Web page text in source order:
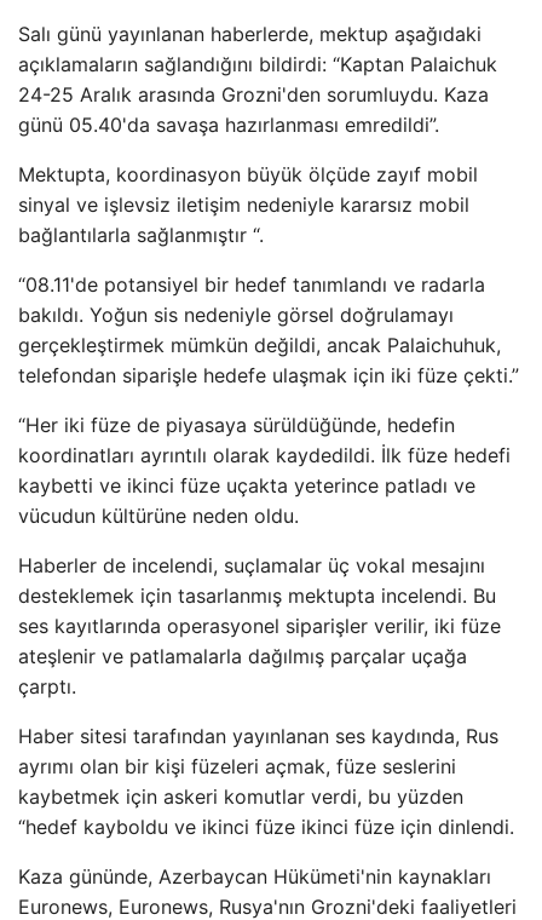
Salı günü yayınlanan haberlerde, mektup aşağıdaki
açıklamaların sağlandığını bildirdi: “Kaptan Palaichuk
24-25 Aralık arasında Grozni'den sorumluydu. Kaza
günü 05.40'da savaşa hazırlanması emredildi”.
Mektupta, koordinasyon büyük ölçüde zayıf mobil
sinyal ve işlevsiz iletişim nedeniyle kararsız mobil
bağlantılarla sağlanmıştır “.
“08.11'de potansiyel bir hedef tanımlandı ve radarla
bakıldı. Yoğun sis nedeniyle görsel doğrulamayı
gerçekleştirmek mümkün değildi, ancak Palaichuhuk,
telefondan siparişle hedefe ulaşmak için iki füze çekti.”
“Her iki füze de piyasaya sürüldüğünde, hedefin
koordinatları ayrıntılı olarak kaydedildi. İlk füze hedefi
kaybetti ve ikinci füze uçakta yeterince patladı ve
vücudun kültürüne neden oldu.
Haberler de incelendi, suçlamalar üç vokal mesajını
desteklemek için tasarlanmış mektupta incelendi. Bu
ses kayıtlarında operasyonel siparişler verilir, iki füze
ateşlenir ve patlamalarla dağılmış parçalar uçağa
çarptı.
Haber sitesi tarafından yayınlanan ses kaydında, Rus
ayrımı olan bir kişi füzeleri açmak, füze seslerini
kaybetmek için askeri komutlar verdi, bu yüzden
“hedef kayboldu ve ikinci füze ikinci füze için dinlendi.
Kaza gününde, Azerbaycan Hükümeti'nin kaynakları
Euronews, Euronews, Rusya'nın Grozni'deki faaliyetleri